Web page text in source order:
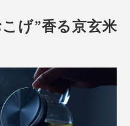
げ”香る京玄米